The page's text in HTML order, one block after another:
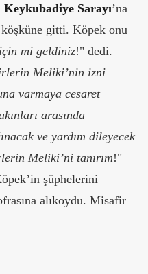
Keykubadiye Sarayı’na
gitti. Köpek onu
mi geldiniz!" dedi.
Meliki’nin izni
varmaya cesaret
arasında
ve yardım dileyecek
Meliki’ni tanırım!"
şüphelerini
alıkoydu. Misafir